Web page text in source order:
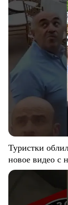
Туристки
новое видео с